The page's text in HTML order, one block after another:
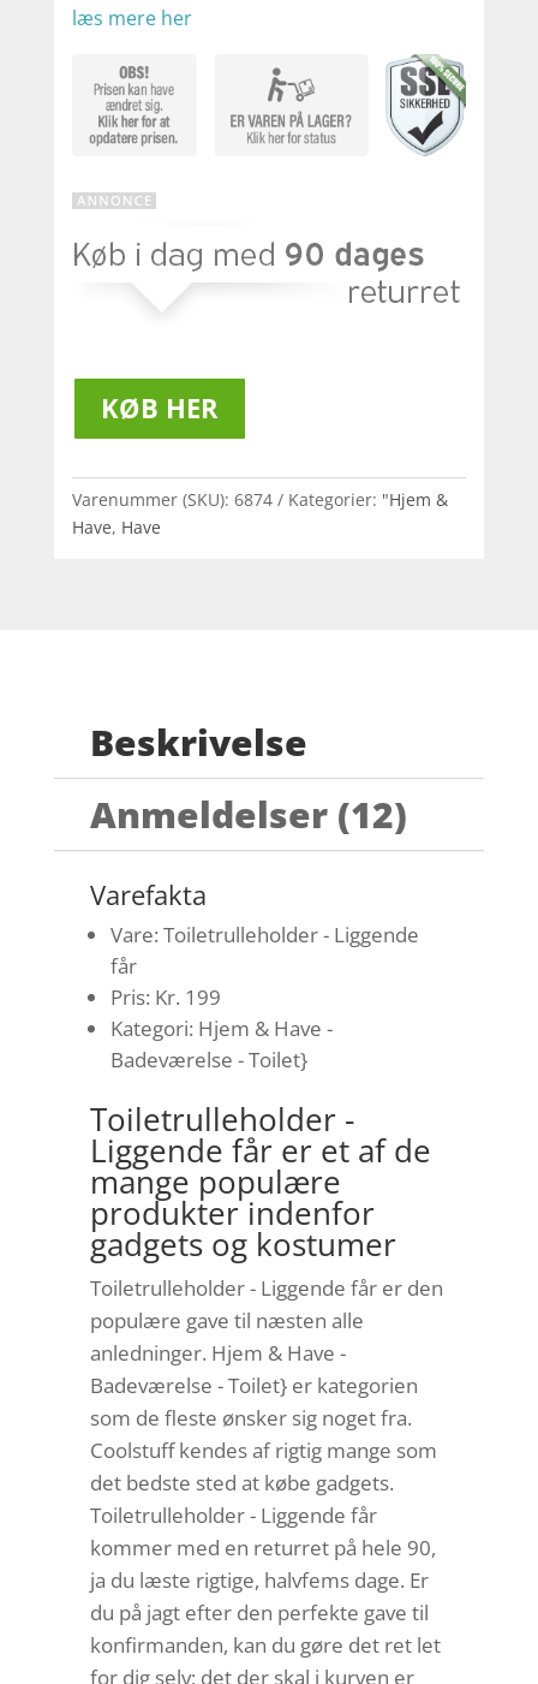
læs mere her
KØB HER
Varenummer (SKU): 6874 Kategorier: "Hjem &
Have, Have
Beskrivelse
Anmeldelser (12)
Varefakta
Vare: Toiletrulleholder - Liggende
får
Pris: Kr. 199
Kategori: Hjem & Have -
Badeværelse - Toilet}
Toiletrulleholder -
Liggende får er et af de
mange populære
produkter indenfor
gadgets og kostumer
Toiletrulleholder - Liggende får er den
populære gave til næsten alle
anledninger. Hjem & Have -
Badeværelse - Toilet} er kategorien
som de fleste ønsker sig noget fra.
Coolstuff kendes af rigtig mange som
det bedste sted at købe gadgets.
Toiletrulleholder - Liggende får
kommer med en returret på hele 90,
ja du læste rigtige, halvfems dage. Er
du på jagt efter den perfekte gave til
konfirmanden, kan du gøre det ret let
for dig selv; det der skal i kurven er